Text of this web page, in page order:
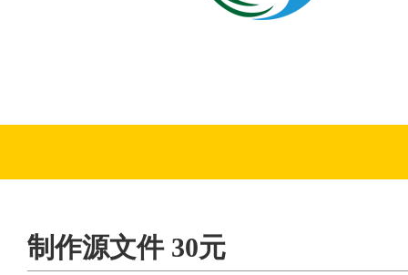
制作源文件 30元